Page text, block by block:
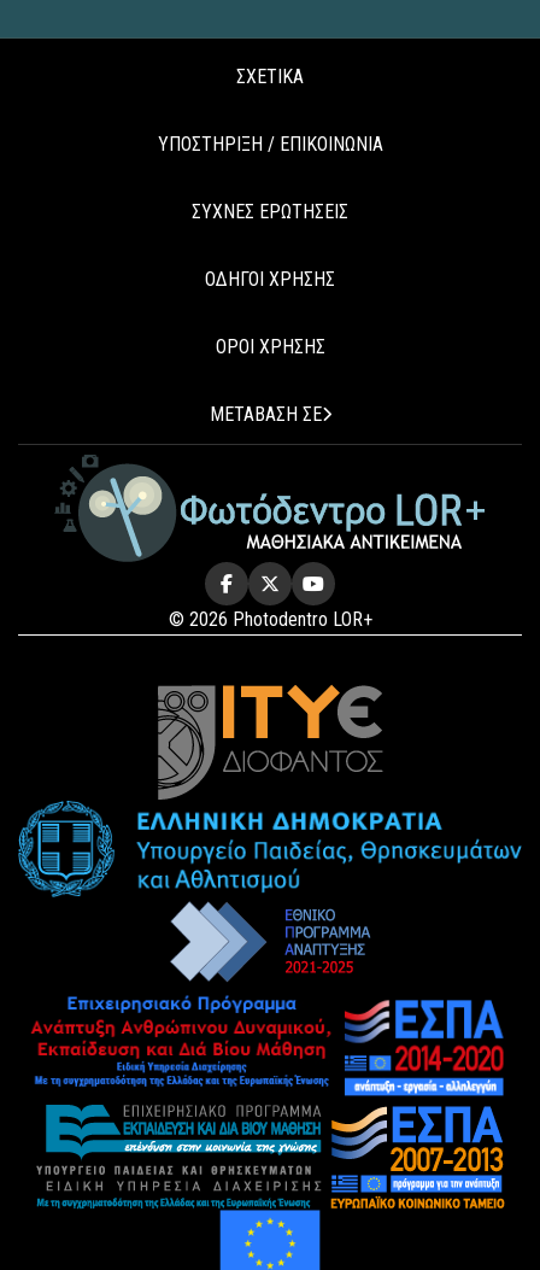
ΣΧΕΤΙΚΑ
ΥΠΟΣΤΗΡΙΞΗ / ΕΠΙΚΟΙΝΩΝΙΑ
ΣΥΧΝΕΣ ΕΡΩΤΗΣΕΙΣ
ΟΔΗΓΟΙ ΧΡΗΣΗΣ
ΟΡΟΙ ΧΡΗΣΗΣ
ΜΕΤΑΒΑΣΗ ΣΕ
© 2026 Photodentro LOR+